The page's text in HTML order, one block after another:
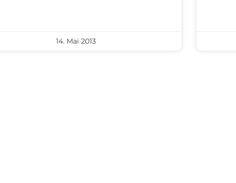
14. Mai 2013